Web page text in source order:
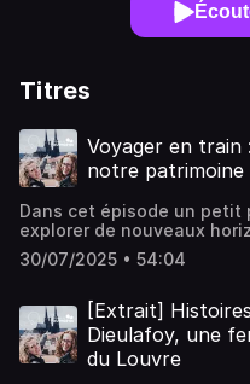
Titres
Voyager en
notre patrimoine
Dans cet épisode un petit
explorer de nouveaux
Gwénaëlle et Victor, nous
manière de découvrir nos
mais pas seulement...pour
des souvenirs, découvrir
inaccessibles, se laisser
l'on va revenir !Créateur
30/07/2025 • 54:04
[Extrait]
Dieulafoy, une
du Louvre